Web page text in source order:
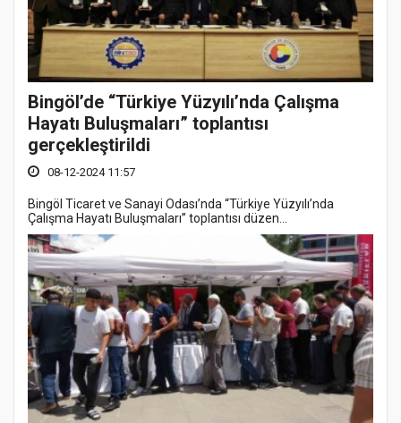
Bingöl’de “Türkiye Yüzyılı’nda Çalışma
Hayatı Buluşmaları” toplantısı
gerçekleştirildi
08-12-2024 11:57
Bingöl Ticaret ve Sanayi Odası’nda “Türkiye Yüzyılı’nda
Çalışma Hayatı Buluşmaları” toplantısı düzen...